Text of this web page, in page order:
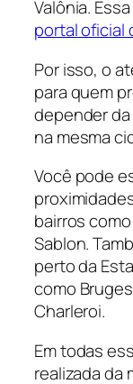
Valônia.
portal oficial
Por isso, o
para quem
depender
na mesma
Você pode
bairros
Sablon.
perto da
como
Charleroi.
Em todas
realizada da